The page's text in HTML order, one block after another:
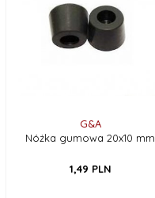
G&A
Nóżka gumowa 20x10 mm
1,49 PLN